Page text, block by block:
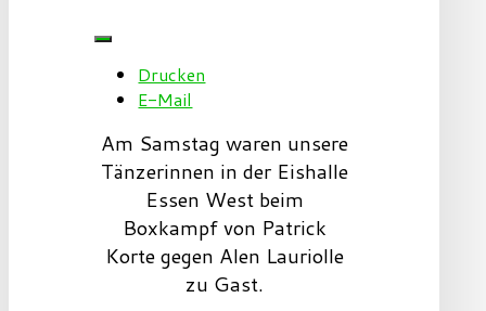
+++
Drucken
E-Mail
Am Samstag waren unsere
Tänzerinnen in der Eishalle
Essen West beim
Boxkampf von Patrick
Korte gegen Alen Lauriolle
zu Gast.